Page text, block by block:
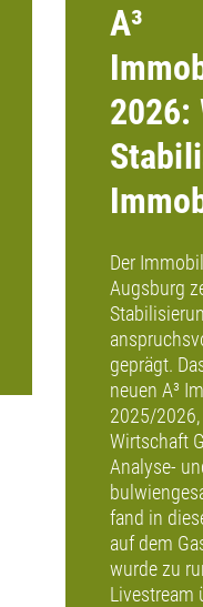
A³
2026:
Der
Augsburg
geprägt.
neuen A³
2025/
Wirtschaft
Analyse-
fand in
auf dem
wurde zu
Livestream